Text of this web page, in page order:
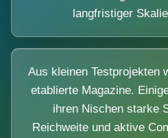
langfristiger
Aus kleinen Testprojekten
etablierte Magazine.
ihren Nischen starke
Reichweite und aktive